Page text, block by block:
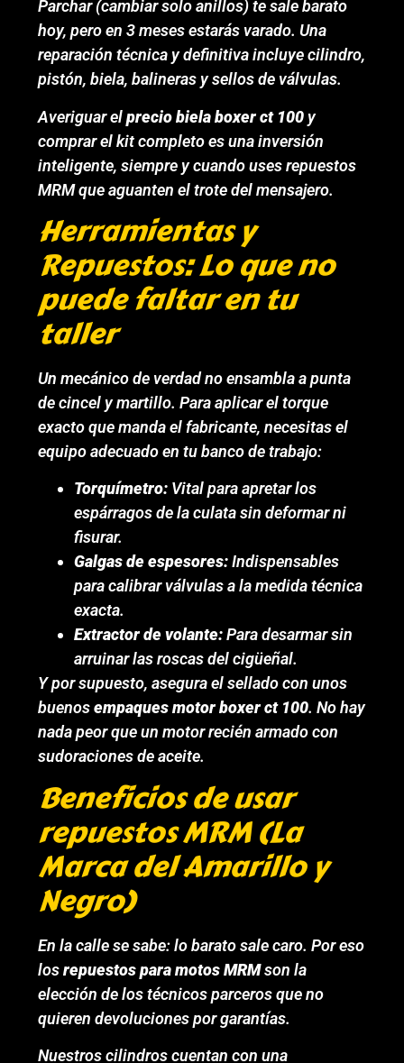
Parchar (cambiar solo anillos) te sale barato
hoy, pero en 3 meses estarás varado. Una
reparación técnica y definitiva incluye cilindro,
pistón, biela, balineras y sellos de válvulas.
Averiguar elprecio biela boxer ct 100 y
comprar el kit completo es una inversión
inteligente, siempre y cuando uses repuestos
MRM que aguanten el trote del mensajero.
Herramientas y
Repuestos: Lo que no
puede faltar en tu
taller
Un mecánico de verdad no ensambla a punta
de cincel y martillo. Para aplicar el torque
exacto que manda el fabricante, necesitas el
equipo adecuado en tu banco de trabajo:
Torquímetro: Vital para apretar los
espárragos de la culata sin deformar ni
fisurar.
Galgas de espesores:Indispensables
para calibrar válvulas a la medida técnica
exacta.
Extractor de volante:Para desarmar sin
arruinar las roscas del cigüeñal.
Y por supuesto, asegura el sellado con unos
buenosempaques motor boxer ct 100. No hay
nada peor que un motor recién armado con
sudoraciones de aceite.
Beneficios de usar
repuestos MRM (La
Marca del Amarillo y
Negro)
En la calle se sabe: lo barato sale caro. Por eso
losrepuestos para motos MRMson la
elección de los técnicos parceros que no
quieren devoluciones por garantías.
Nuestros cilindros cuentan con una